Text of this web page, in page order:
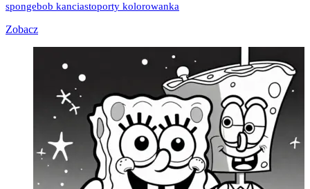
spongebob kanciastoporty kolorowanka
Zobacz